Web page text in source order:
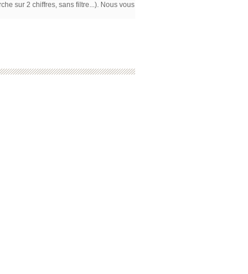
sur 2 chiffres, sans filtre...). Nous vous